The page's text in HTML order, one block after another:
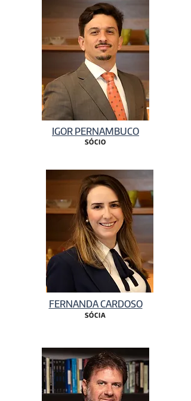
IGOR PERNAMBUCO
SÓCIO
FERNANDA CARDOSO
SÓCIA